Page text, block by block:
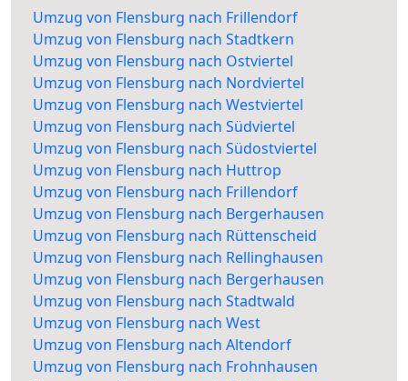
Umzug von Flensburg nach Frillendorf
Umzug von Flensburg nach Stadtkern
Umzug von Flensburg nach Ostviertel
Umzug von Flensburg nach Nordviertel
Umzug von Flensburg nach Westviertel
Umzug von Flensburg nach Südviertel
Umzug von Flensburg nach Südostviertel
Umzug von Flensburg nach Huttrop
Umzug von Flensburg nach Frillendorf
Umzug von Flensburg nach Bergerhausen
Umzug von Flensburg nach Rüttenscheid
Umzug von Flensburg nach Rellinghausen
Umzug von Flensburg nach Bergerhausen
Umzug von Flensburg nach Stadtwald
Umzug von Flensburg nach West
Umzug von Flensburg nach Altendorf
Umzug von Flensburg nach Frohnhausen